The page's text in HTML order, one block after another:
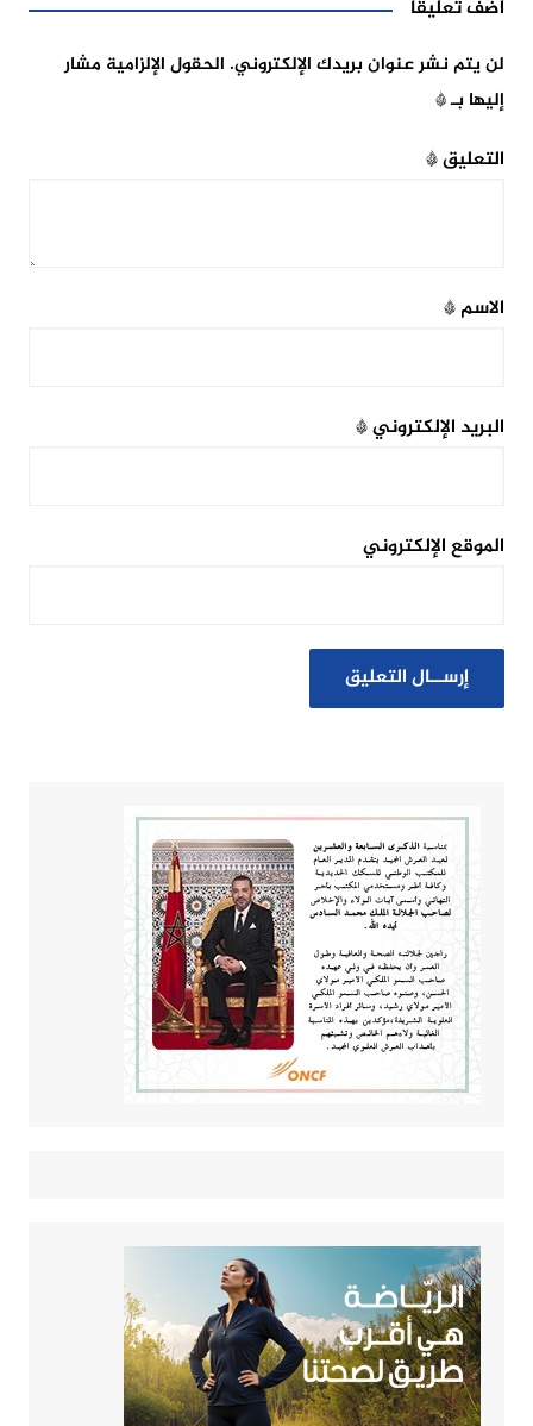
أضف تعليقاً
لن يتم نشر عنوان بريدك الإلكتروني. الحقول الإلزامية مشار
إليها بـ*
التعليق*
الاسم*
البريد الإلكتروني*
الموقع الإلكتروني